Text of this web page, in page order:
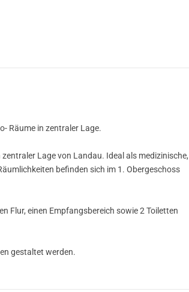
Räume in zentraler Lage.
Lage von Landau. Ideal als medizinische,
befinden sich im 1. Obergeschoss
Flur, einen Empfangsbereich sowie 2 Toiletten
gestaltet werden.